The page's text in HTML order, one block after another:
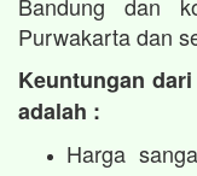
Bandung dan
Purwakarta dan
Keuntungan
adalah :
Harga